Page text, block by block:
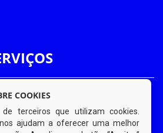
19
COOKIES
terceiros que utilizam cookies.
ajudam a oferecer uma melhor